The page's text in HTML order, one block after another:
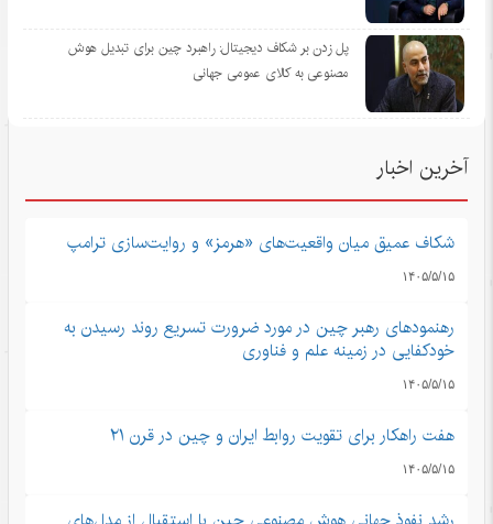
پل زدن بر شکاف دیجیتال: راهبرد چین برای تبدیل هوش
مصنوعی به کالای عمومی جهانی
آخرین اخبار
شکاف عمیق میان واقعیت‌های «هرمز» و روایت‌سازی ترامپ
۱۴۰۵/۵/۱۵
رهنمودهای رهبر چین در مورد ضرورت تسریع روند رسیدن به
خودکفایی در زمینه علم و فناوری
۱۴۰۵/۵/۱۵
هفت راهکار برای تقویت روابط ایران و چین در قرن ۲۱
۱۴۰۵/۵/۱۵